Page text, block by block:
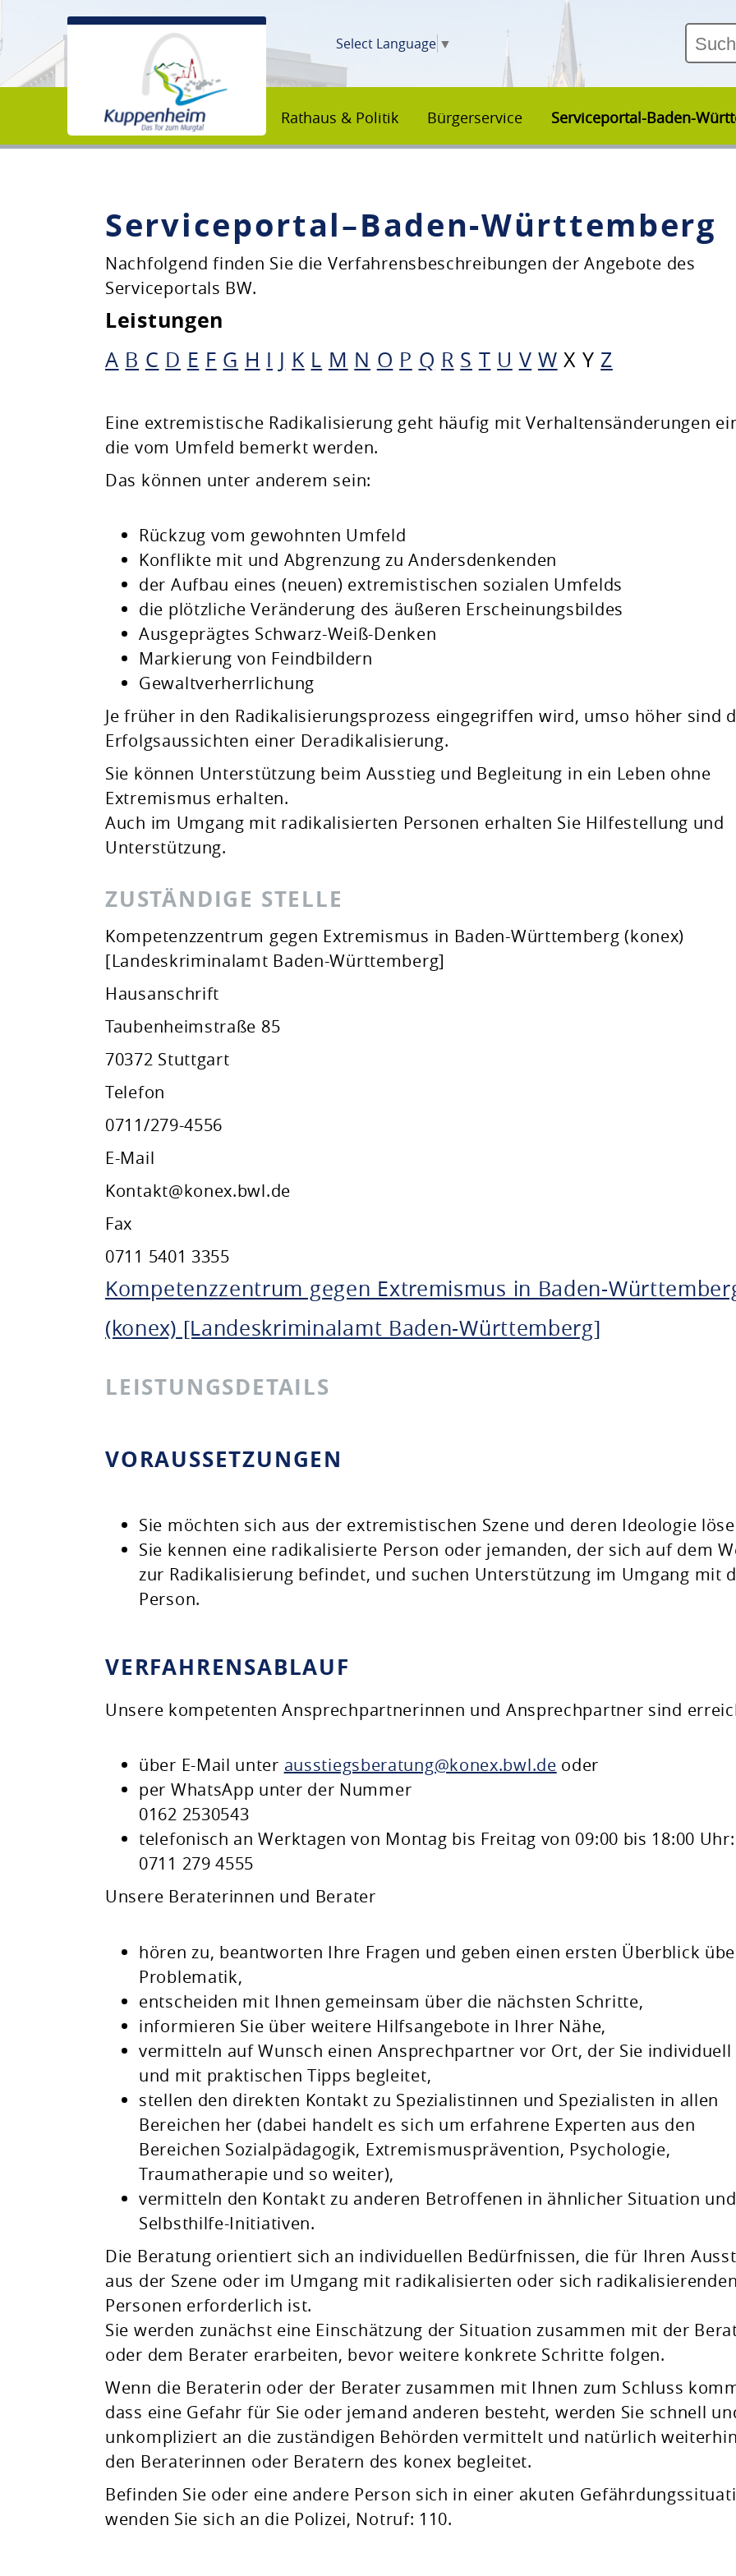
Select Language ▼
Rathaus & Politik Bürgerservice Serviceportal-Baden-
Unsere Stadt
Rathaus & Politik
Natur & Umwelt
Serviceportal–Baden-Württemberg
Nachfolgend finden Sie die Verfahrensbeschreibungen der Angebote des
Serviceportals BW.
Leistungen
A B C D E F G H I J K L M N O P Q R S T U V W X Y Z
Eine extremistische Radikalisierung geht häufig mit Verhaltensänderungen
die vom Umfeld bemerkt werden.
Das können unter anderem sein:
Rückzug vom gewohnten Umfeld
Konflikte mit und Abgrenzung zu Andersdenkenden
der Aufbau eines (neuen) extremistischen sozialen Umfelds
die plötzliche Veränderung des äußeren Erscheinungsbildes
Ausgeprägtes Schwarz-Weiß-Denken
Markierung von Feindbildern
Gewaltverherrlichung
Je früher in den Radikalisierungsprozess eingegriffen wird, umso höher sind
Erfolgsaussichten einer Deradikalisierung.
Sie können Unterstützung beim Ausstieg und Begleitung in ein Leben ohne
Extremismus erhalten.
Auch im Umgang mit radikalisierten Personen erhalten Sie Hilfestellung und
Unterstützung.
ZUSTÄNDIGE STELLE
Kompetenzzentrum gegen Extremismus in Baden-Württemberg (konex)
[Landeskriminalamt Baden-Württemberg]
Hausanschrift
Taubenheimstraße 85
70372 Stuttgart
Telefon
0711/279-4556
E-Mail
Kontakt@konex.bwl.de
Fax
0711 5401 3355
Kompetenzzentrum gegen Extremismus in Baden-
(konex) [Landeskriminalamt Baden-Württemberg]
LEISTUNGSDETAILS
VORAUSSETZUNGEN
Sie möchten sich aus der extremistischen Szene und deren Ideologie
Sie kennen eine radikalisierte Person oder jemanden, der sich auf dem
zur Radikalisierung befindet, und suchen Unterstützung im Umgang mit
Person.
VERFAHRENSABLAUF
Unsere kompetenten Ansprechpartnerinnen und Ansprechpartner sind
über E-Mail unter ausstiegsberatung@konex.bwl.de oder
per WhatsApp unter der Nummer
0162 2530543
telefonisch an Werktagen von Montag bis Freitag von 09:00 bis 18:00 Uhr:
0711 279 4555
Unsere Beraterinnen und Berater
hören zu, beantworten Ihre Fragen und geben einen ersten Überblick
Problematik,
entscheiden mit Ihnen gemeinsam über die nächsten Schritte,
informieren Sie über weitere Hilfsangebote in Ihrer Nähe,
vermitteln auf Wunsch einen Ansprechpartner vor Ort, der Sie
und mit praktischen Tipps begleitet,
stellen den direkten Kontakt zu Spezialistinnen und Spezialisten in allen
Bereichen her (dabei handelt es sich um erfahrene Experten aus den
Bereichen Sozialpädagogik, Extremismusprävention, Psychologie,
Traumatherapie und so weiter),
vermitteln den Kontakt zu anderen Betroffenen in ähnlicher Situation
Selbsthilfe-Initiativen.
Die Beratung orientiert sich an individuellen Bedürfnissen, die für Ihren
aus der Szene oder im Umgang mit radikalisierten oder sich
Personen erforderlich ist.
Sie werden zunächst eine Einschätzung der Situation zusammen mit der
oder dem Berater erarbeiten, bevor weitere konkrete Schritte folgen.
Wenn die Beraterin oder der Berater zusammen mit Ihnen zum Schluss
dass eine Gefahr für Sie oder jemand anderen besteht, werden Sie schnell
unkompliziert an die zuständigen Behörden vermittelt und natürlich
den Beraterinnen oder Beratern des konex begleitet.
Befinden Sie oder eine andere Person sich in einer akuten
wenden Sie sich an die Polizei, Notruf: 110.